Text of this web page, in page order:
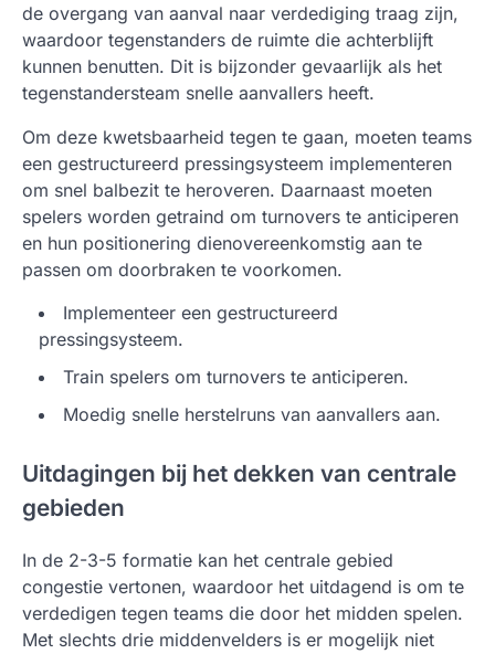
de overgang van aanval naar verdediging traag zijn,
waardoor tegenstanders de ruimte die achterblijft
kunnen benutten. Dit is bijzonder gevaarlijk als het
tegenstandersteam snelle aanvallers heeft.
Om deze kwetsbaarheid tegen te gaan, moeten teams
een gestructureerd pressingsysteem implementeren
om snel balbezit te heroveren. Daarnaast moeten
spelers worden getraind om turnovers te anticiperen
en hun positionering dienovereenkomstig aan te
passen om doorbraken te voorkomen.
Implementeer een gestructureerd
pressingsysteem.
Train spelers om turnovers te anticiperen.
Moedig snelle herstelruns van aanvallers aan.
Uitdagingen bij het dekken van centrale
gebieden
In de 2-3-5 formatie kan het centrale gebied
congestie vertonen, waardoor het uitdagend is om te
verdedigen tegen teams die door het midden spelen.
Met slechts drie middenvelders is er mogelijk niet